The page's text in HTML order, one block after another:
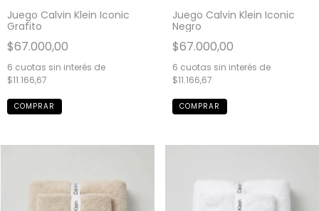
Juego Calvin Klein Iconic
Grafito
$67.000,00
6 cuotas sin interés de
$11.166,67
Juego Calvin Klein Iconic
Negro
$67.000,00
6 cuotas sin interés de
$11.166,67